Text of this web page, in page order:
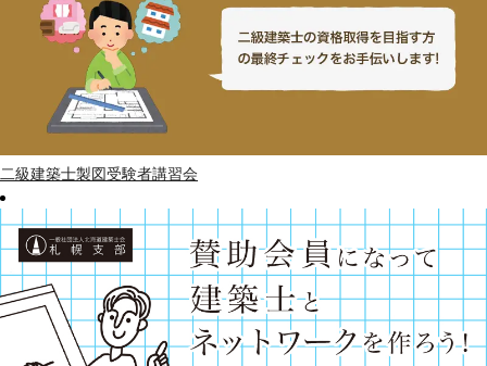
二級建築士製図受験者講習会